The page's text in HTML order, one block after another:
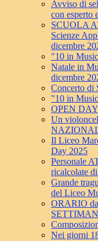
Avviso di
con esperto
SCUOLA
Scienze
dicembre
"10 in
Natale in
dicembre
Concerto di
"10 in
OPEN
Un
Il Liceo
Day 2025
Personale
ricalcolate
Grande
del Liceo
ORARIO
Nei giorni